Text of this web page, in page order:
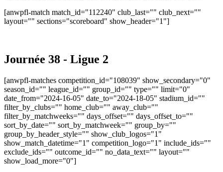
[anwpfl-match match_id="112240" club_last="" club_next=""
layout="" sections="scoreboard" show_header="1"]
Journée 38 - Ligue 2
[anwpfl-matches competition_id="108039" show_secondary="0"
season_id="" league_id="" group_id="" type="" limit="0"
date_from="2024-16-05" date_to="2024-18-05" stadium_id=""
filter_by_clubs="" home_club="" away_club=""
filter_by_matchweeks="" days_offset="" days_offset_to=""
sort_by_date="" sort_by_matchweek="" group_by=""
group_by_header_style="" show_club_logos="1"
show_match_datetime="1" competition_logo="1" include_ids=""
exclude_ids="" outcome_id="" no_data_text="" layout=""
show_load_more="0"]